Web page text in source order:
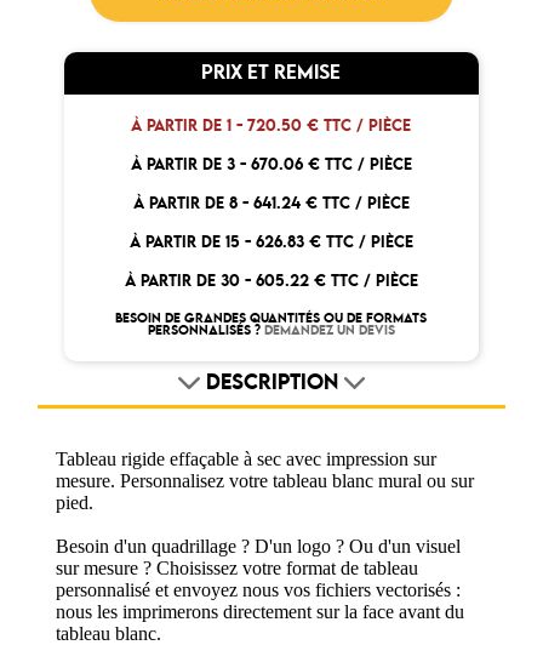
PRIX ET REMISE
À PARTIR DE 1 -720.50 € TTC / PIÈCE
À PARTIR DE 3 - 670.06 € TTC / PIÈCE
À PARTIR DE 8 - 641.24 € TTC / PIÈCE
À PARTIR DE 15 - 626.83 € TTC / PIÈCE
À PARTIR DE 30 - 605.22 € TTC / PIÈCE
BESOIN DE GRANDES QUANTITÉS OU DE FORMATS
PERSONNALISÉS ? DEMANDEZ UN DEVIS
DESCRIPTION
Tableau rigide effaçable à sec avec impression sur
mesure. Personnalisez votre tableau blanc mural ou sur
pied.
Besoin d'un quadrillage ? D'un logo ? Ou d'un visuel
sur mesure ? Choisissez votre format de tableau
personnalisé et envoyez nous vos fichiers vectorisés :
nous les imprimerons directement sur la face avant du
tableau blanc.